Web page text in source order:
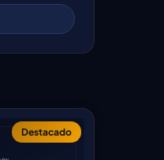
Destacado